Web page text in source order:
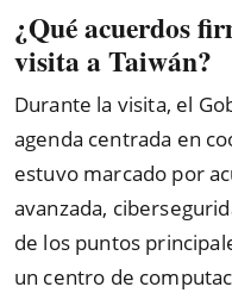
¿Qué acuerdos
visita a Taiwán?
Durante la visita, el
agenda centrada en
estuvo marcado por
avanzada,
de los puntos
un centro de